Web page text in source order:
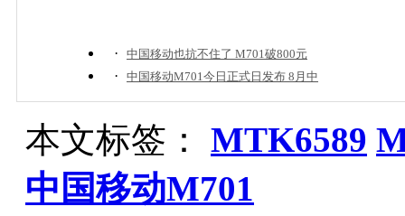
· 中国移动也抗不住了 M701破800元
· 中国移动M701今日正式日发布 8月中
本文标签： MTK6589
中国移动M701